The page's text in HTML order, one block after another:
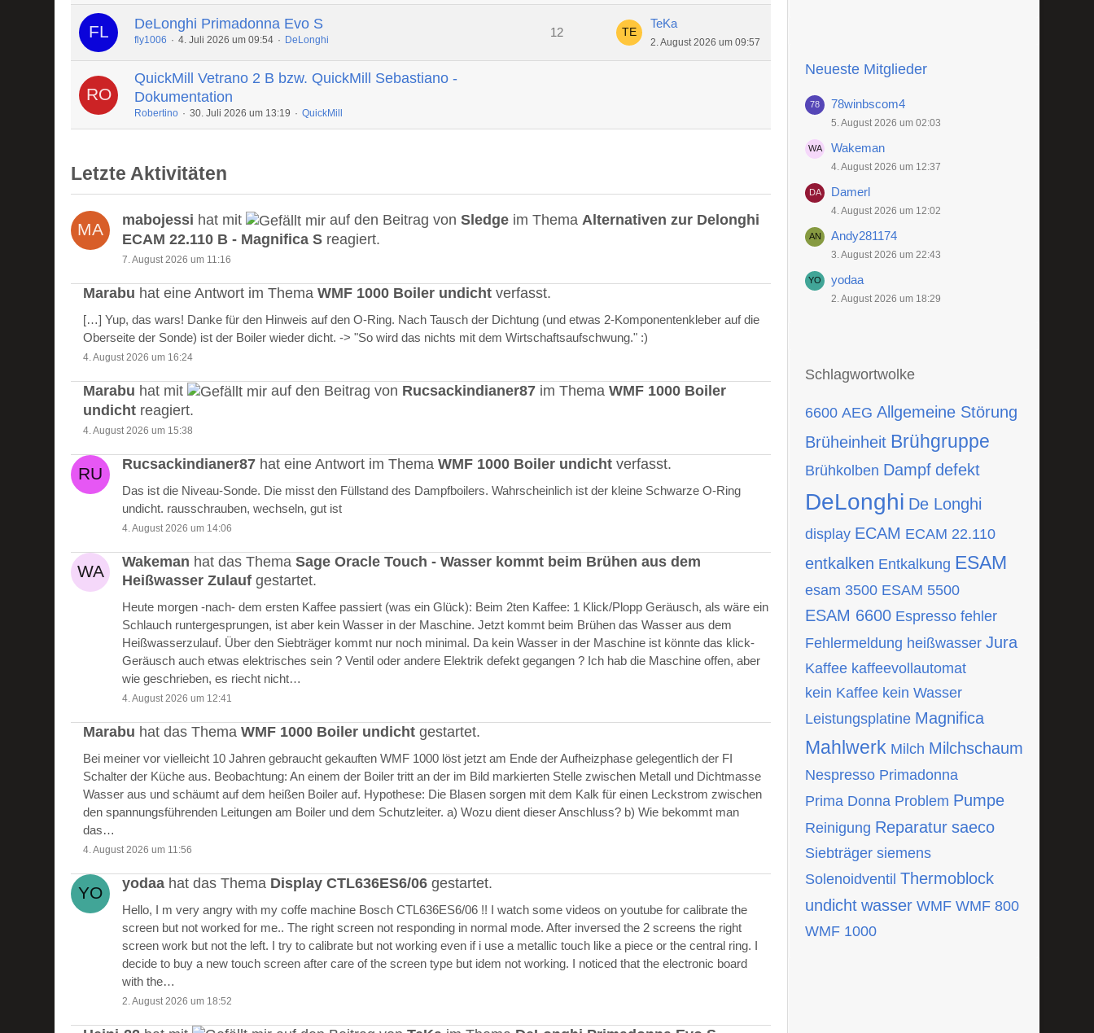
DeLonghi Primadonna Evo S
fly1006 4. Juli 2026 um 09:54 DeLonghi
12
TeKa
2. August 2026 um 09:57
QuickMill Vetrano 2 B bzw. QuickMill Sebastiano -
Dokumentation
Robertino 30. Juli 2026 um 13:19 QuickMill
Letzte Aktivitäten
mabojessi hat mit auf den Beitrag vonSledge im ThemaAlternativen zur Delonghi
ECAM 22.110 B - Magnifica S reagiert.
7. August 2026 um 11:16
Marabu hat eine Antwort im ThemaWMF 1000 Boiler undicht verfasst.
[…] Yup, das wars! Danke für den Hinweis auf den O-Ring. Nach Tausch der Dichtung (und etwas 2-Komponentenkleber auf die
Oberseite der Sonde) ist der Boiler wieder dicht. -> "So wird das nichts mit dem Wirtschaftsaufschwung." :)
4. August 2026 um 16:24
Marabu hat mit auf den Beitrag von Rucsackindianer87 im ThemaWMF 1000 Boiler
undicht reagiert.
4. August 2026 um 15:38
Rucsackindianer87 hat eine Antwort im ThemaWMF 1000 Boiler undicht verfasst.
Das ist die Niveau-Sonde. Die misst den Füllstand des Dampfboilers. Wahrscheinlich ist der kleine Schwarze O-Ring
undicht. rausschrauben, wechseln, gut ist
4. August 2026 um 14:06
Wakeman hat das ThemaSage Oracle Touch - Wasser kommt beim Brühen aus dem
Heißwasser Zulauf gestartet.
Heute morgen -nach- dem ersten Kaffee passiert (was ein Glück): Beim 2ten Kaffee: 1 Klick/Plopp Geräusch, als wäre ein
Schlauch runtergesprungen, ist aber kein Wasser in der Maschine. Jetzt kommt beim Brühen das Wasser aus dem
Heißwasserzulauf. Über den Siebträger kommt nur noch minimal. Da kein Wasser in der Maschine ist könnte das klick-
Geräusch auch etwas elektrisches sein ? Ventil oder andere Elektrik defekt gegangen ? Ich hab die Maschine offen, aber
wie geschrieben, es riecht nicht…
4. August 2026 um 12:41
Marabu hat das ThemaWMF 1000 Boiler undicht gestartet.
Bei meiner vor vielleicht 10 Jahren gebraucht gekauften WMF 1000 löst jetzt am Ende der Aufheizphase gelegentlich der FI
Schalter der Küche aus. Beobachtung: An einem der Boiler tritt an der im Bild markierten Stelle zwischen Metall und Dichtmasse
Wasser aus und schäumt auf dem heißen Boiler auf. Hypothese: Die Blasen sorgen mit dem Kalk für einen Leckstrom zwischen
den spannungsführenden Leitungen am Boiler und dem Schutzleiter. a) Wozu dient dieser Anschluss? b) Wie bekommt man
das…
4. August 2026 um 11:56
yodaa hat das Thema Display CTL636ES6/06 gestartet.
Hello, I m very angry with my coffe machine Bosch CTL636ES6/06 !! I watch some videos on youtube for calibrate the
screen but not worked for me.. The right screen not responding in normal mode. After inversed the 2 screens the right
screen work but not the left. I try to calibrate but not working even if i use a metallic touch like a piece or the central ring. I
decide to buy a new touch screen after care of the screen type but idem not working. I noticed that the electronic board
with the…
2. August 2026 um 18:52
Neueste Mitglieder
78winbscom4
5. August 2026 um 02:03
Wakeman
4. August 2026 um 12:37
Damerl
4. August 2026 um 12:02
Andy281174
3. August 2026 um 22:43
yodaa
2. August 2026 um 18:29
Schlagwortwolke
6600 AEG Allgemeine Störung
Brüheinheit Brühgruppe
Brühkolben Dampf defekt
DeLonghi De Longhi
display ECAM ECAM 22.110
entkalken Entkalkung ESAM
esam 3500 ESAM 5500
ESAM 6600 Espresso fehler
Fehlermeldung heißwasser Jura
Kaffee kaffeevollautomat
kein Kaffee kein Wasser
Leistungsplatine Magnifica
Mahlwerk Milch Milchschaum
Nespresso Primadonna
Prima Donna Problem Pumpe
Reinigung Reparatur saeco
Siebträger siemens
Solenoidventil Thermoblock
undicht wasser WMF WMF 800
WMF 1000